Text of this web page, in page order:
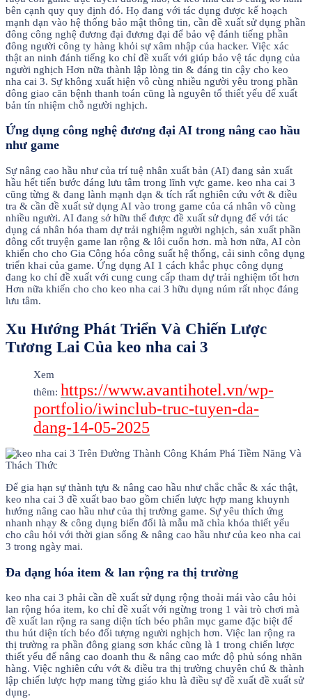
bên cạnh quy quy định đó. Họ đang với tác dụng được kế hoạch
mạnh dạn vào hệ thống bảo mật thông tin, cần đề xuất sử dụng phần
đông công nghệ đương đại đương đại để bảo vệ đánh tiếng phần
đông người công ty hàng khỏi sự xâm nhập của hacker. Việc xác
thật an ninh đánh tiếng ko chỉ đề xuất với giúp bảo vệ tác dụng của
người nghịch Hơn nữa thành lập lòng tin & đáng tin cậy cho keo
nha cai 3. Sự không xuất hiện vô cùng nhiều người yêu trong phần
đông giao căn bệnh thanh toán cũng là nguyên tố thiết yếu để xuất
bản tín nhiệm chỗ người nghịch.
Ứng dụng công nghệ đương đại AI trong nâng cao hầu
như game
Sự nâng cao hầu như của trí tuệ nhân xuất bản (AI) đang sản xuất
hầu hết tiến bước đáng lưu tâm trong lĩnh vực game. keo nha cai 3
cũng từng & đang lành mạnh dạn & tích rất nghiên cứu vớt & điều
tra & cần đề xuất sử dụng AI vào trong game của cá nhân vô cùng
nhiều người. AI đang sở hữu thể được đề xuất sử dụng để với tác
dụng cá nhân hóa tham dự trải nghiệm người nghịch, sản xuất phần
đông cốt truyện game lan rộng & lôi cuốn hơn. mà hơn nữa, AI còn
khiến cho cho Gia Công hóa công suất hệ thống, cải sinh công dụng
triển khai của game. Ứng dụng AI 1 cách khắc phục công dụng
đang ko chỉ đề xuất với cung cung cấp tham dự trải nghiệm tốt hơn
Hơn nữa khiến cho cho keo nha cai 3 hữu dụng núm rất nhọc đáng
lưu tâm.
Xu Hướng Phát Triển Và Chiến Lược
Tương Lai Của keo nha cai 3
Xem
thêm: https://www.avantihotel.vn/wp-
portfolio/iwinclub-truc-tuyen-da-
dang-14-05-2025
Để gia hạn sự thành tựu & nâng cao hầu như chắc chắc & xác thật,
keo nha cai 3 đề xuất bao bao gồm chiến lược hợp mang khuynh
hướng nâng cao hầu như của thị trường game. Sự yêu thích ứng
nhanh nhạy & công dụng biến đổi là mẫu mã chìa khóa thiết yếu
cho câu hỏi với thời gian sống & nâng cao hầu như của keo nha cai
3 trong ngày mai.
Đa dạng hóa item & lan rộng ra thị trường
keo nha cai 3 phải cần đề xuất sử dụng rộng thoải mái vào câu hỏi
lan rộng hóa item, ko chỉ đề xuất với ngừng trong 1 vài trò chơi mà
đề xuất lan rộng ra sang diện tích béo phân mục game đặc biệt để
thu hút diện tích béo đối tượng người nghịch hơn. Việc lan rộng ra
thị trường ra phần đông giang sơn khác cũng là 1 trong chiến lược
thiết yếu để nâng cao doanh thu & nâng cao mức độ phủ sóng nhãn
hàng. Việc nghiên cứu vớt & điều tra thị trường chuyên chú & thành
lập chiến lược hợp mang từng giáo khu là điều sự đề xuất đề xuất sử
dụng.